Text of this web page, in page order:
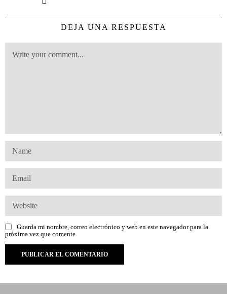
DEJA UNA RESPUESTA
Guarda mi nombre, correo electrónico y web en este navegador para la
próxima vez que comente.